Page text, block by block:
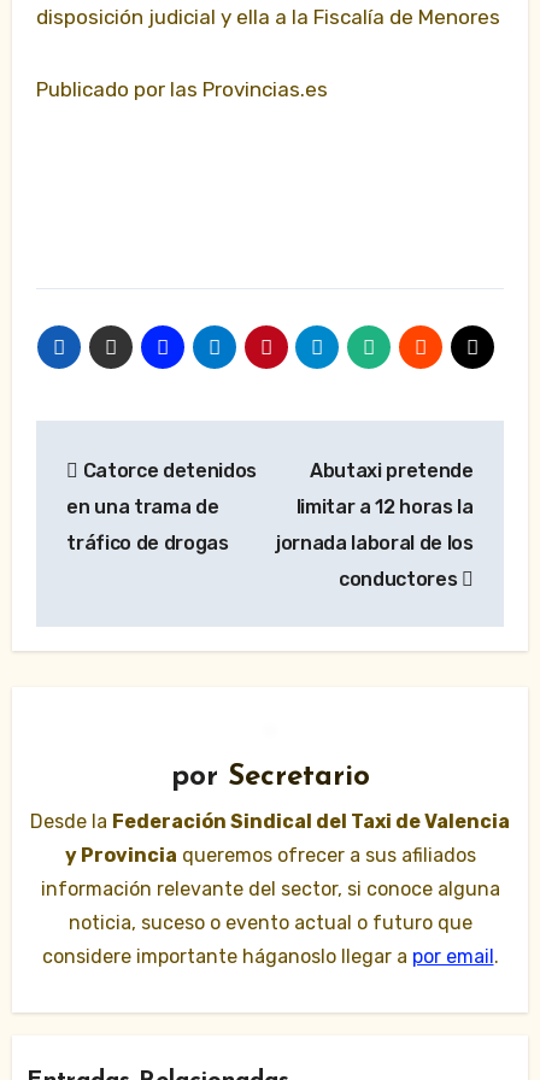
disposición judicial y ella a la Fiscalía de Menores
Publicado por las Provincias.es
de
entradas
Catorce detenidos
en una trama de
tráfico de drogas
Abutaxi pretende
limitar a 12 horas la
jornada laboral de los
conductores
por Secretario
Desde la Federación Sindical del Taxi de Valencia
y Provincia queremos ofrecer a sus afiliados
información relevante del sector, si conoce alguna
noticia, suceso o evento actual o futuro que
considere importante háganoslo llegar a por email.